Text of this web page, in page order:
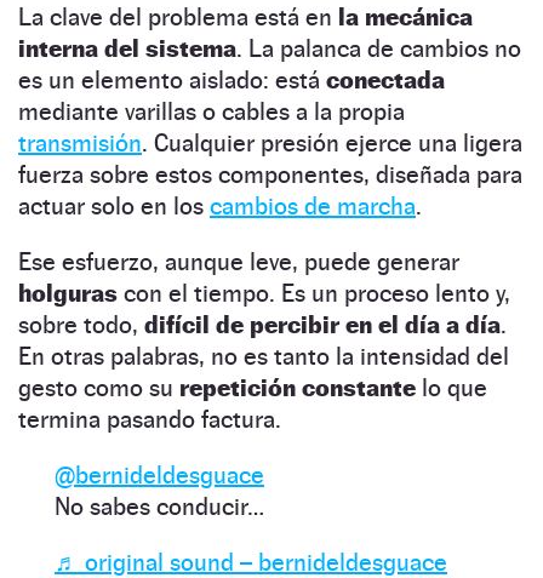
La clave del problema está en la mecánica
interna del sistema. La palanca de cambios no
es un elemento aislado: está conectada
mediante varillas o cables a la propia
transmisión. Cualquier presión ejerce una ligera
fuerza sobre estos componentes, diseñada para
actuar solo en los cambios de marcha.
Ese esfuerzo, aunque leve, puede generar
holguras con el tiempo. Es un proceso lento y,
sobre todo, difícil de percibir en el día a día.
En otras palabras, no es tanto la intensidad del
gesto como su repetición constante lo que
termina pasando factura.
@bernideldesguace
No sabes conducir…
♬ original sound – bernideldesguace